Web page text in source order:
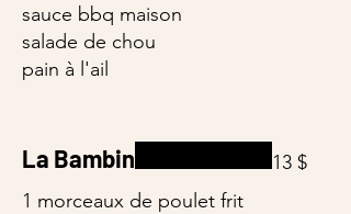
sauce bbq maison
salade de chou
pain à l'ail
La Bambin
1 morceaux de poulet frit
13 $